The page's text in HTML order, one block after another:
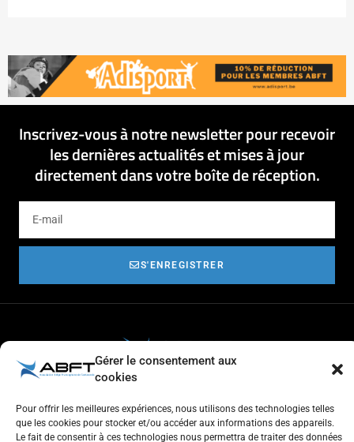
Gérer le consentement aux
cookies
Pour offrir les meilleures expériences, nous utilisons des technologies telles
que les cookies pour stocker et/ou accéder aux informations des appareils.
Le fait de consentir à ces technologies nous permettra de traiter des données
Inscrivez-vous à notre newsletter pour recevoir
les dernières actualités et mises à jour
directement dans votre boîte de réception.
S'ENREGISTRER
Courtoisie et coopération
Aventure